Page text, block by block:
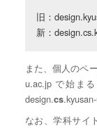
旧：
新：
また、個人のペ
u.ac.jp で始ま
design.cs
なお、学科サイ